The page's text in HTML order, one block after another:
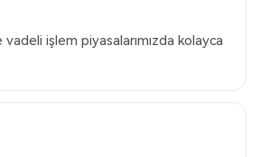
işlem piyasalarımızda kolayca